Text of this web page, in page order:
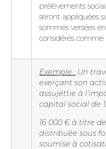
prélèvements
seront appliquées
sommes versées
considérés comme
Exemple : Un
exerçant son
assujettie à
capital social de
16 000 € à titre
distribuée sous
soumise à